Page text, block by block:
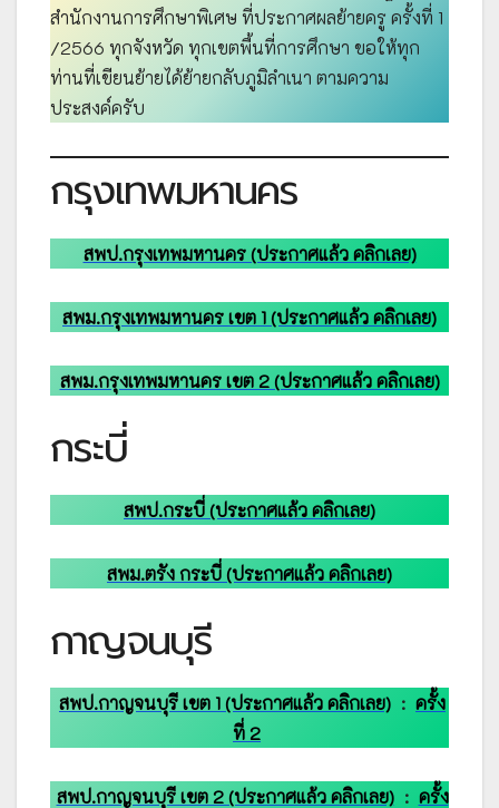
สำนักงานการศึกษาพิเศษ ที่ประกาศผลย้ายครู ครั้งที่ 1
/2566 ทุกจังหวัด ทุกเขตพื้นที่การศึกษา ขอให้ทุก
ท่านที่เขียนย้ายได้ย้ายกลับภูมิลำเนา ตามความ
ประสงค์ครับ
กรุงเทพมหานคร
สพป.กรุงเทพมหานคร (ประกาศแล้ว คลิกเลย)
สพม.กรุงเทพมหานคร เขต 1 (ประกาศแล้ว คลิกเลย)
สพม.กรุงเทพมหานคร เขต 2 (ประกาศแล้ว คลิกเลย)
กระบี่
สพป.กระบี่ (ประกาศแล้ว คลิกเลย)
สพม.ตรัง กระบี่ (ประกาศแล้ว คลิกเลย)
กาญจนบุรี
สพป.กาญจนบุรี เขต 1 (ประกาศแล้ว คลิกเลย) : ครั้ง
ที่ 2
สพป.กาญจนบุรี เขต 2 (ประกาศแล้ว คลิกเลย) : ครั้ง